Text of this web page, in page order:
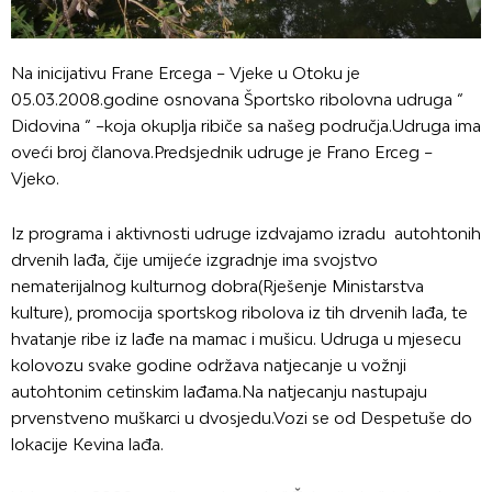
Na inicijativu Frane Ercega – Vjeke u Otoku je
05.03.2008.godine osnovana Športsko ribolovna udruga “
Didovina “ –koja okuplja ribiče sa našeg područja.Udruga ima
oveći broj članova.Predsjednik udruge je Frano Erceg –
Vjeko.
Iz programa i aktivnosti udruge izdvajamo izradu autohtonih
drvenih lađa, čije umijeće izgradnje ima svojstvo
nematerijalnog kulturnog dobra(Rješenje Ministarstva
kulture), promocija sportskog ribolova iz tih drvenih lađa, te
hvatanje ribe iz lađe na mamac i mušicu. Udruga u mjesecu
kolovozu svake godine održava natjecanje u vožnji
autohtonim cetinskim lađama.Na natjecanju nastupaju
prvenstveno muškarci u dvosjedu.Vozi se od Despetuše do
lokacije Kevina lađa.